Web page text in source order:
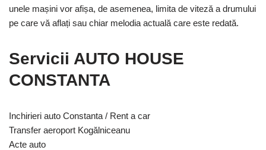
unele mașini vor afișa, de asemenea, limita de viteză a drumului
pe care vă aflați sau chiar melodia actuală care este redată.
Servicii AUTO HOUSE
CONSTANTA
Inchirieri auto Constanta / Rent a car
Transfer aeroport Kogălniceanu
Acte auto